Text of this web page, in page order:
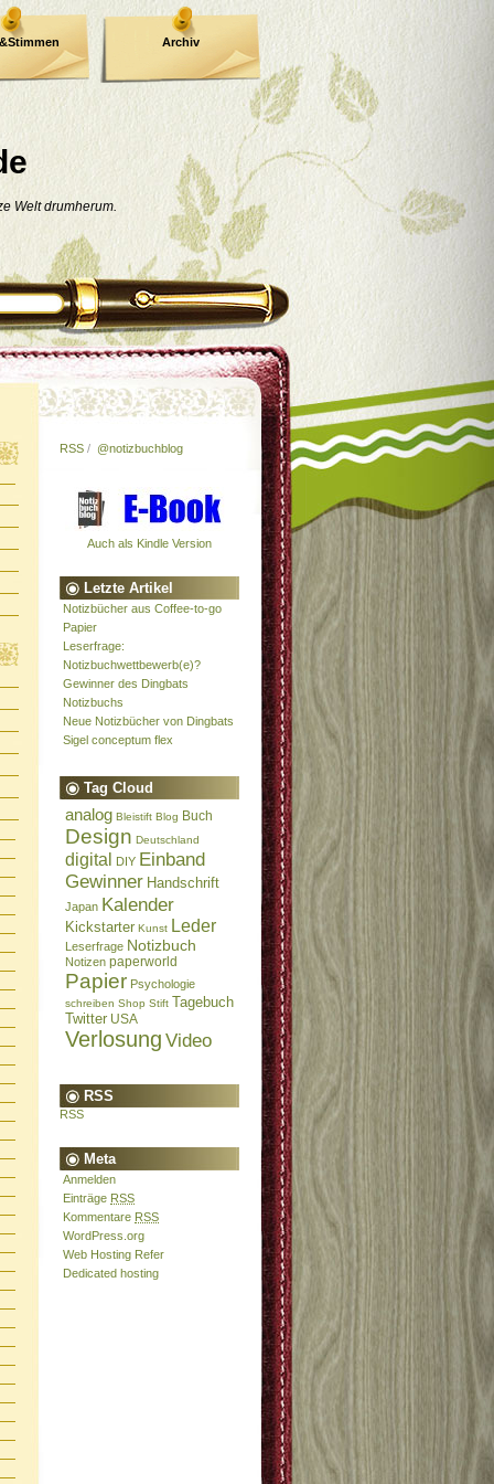
Welt drumherum.
Archiv
RSS / @notizbuchblog
Auch als Kindle Version
Letzte Artikel
Notizbücher aus Coffee-to-go
Papier
Leserfrage:
Notizbuchwettbewerb(e)?
Gewinner des Dingbats
Notizbuchs
Neue Notizbücher von Dingbats
Sigel conceptum flex
Tag Cloud
analog Bleistift Blog Buch
Design Deutschland
digital DIY Einband
Gewinner Handschrift
Japan Kalender
Kickstarter Kunst Leder
Leserfrage Notizbuch
Notizen paperworld
Papier Psychologie
schreiben Shop Stift Tagebuch
Twitter USA
Verlosung Video
RSS
RSS
Meta
Anmelden
Einträge RSS
Kommentare RSS
WordPress.org
Web Hosting Refer
Dedicated hosting